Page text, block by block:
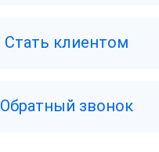
Стать клиентом
Обратный звонок